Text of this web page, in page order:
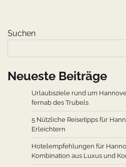
Suchen
Neueste Beiträge
Urlaubsziele rund um
fernab des Trubels
5 Nützliche Reisetipps für
Erleichtern
Hotelempfehlungen für
Kombination aus Luxus und